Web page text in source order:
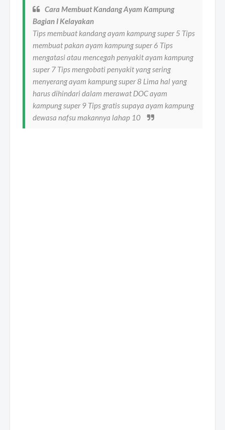
Cara Membuat Kandang Ayam Kampung
Bagian I Kelayakan
Tips membuat kandang ayam kampung super 5 Tips
membuat pakan ayam kampung super 6 Tips
mengatasi atau mencegah penyakit ayam kampung
super 7 Tips mengobati penyakit yang sering
menyerang ayam kampung super 8 Lima hal yang
harus dihindari dalam merawat DOC ayam
kampung super 9 Tips gratis supaya ayam kampung
dewasa nafsu makannya lahap 10